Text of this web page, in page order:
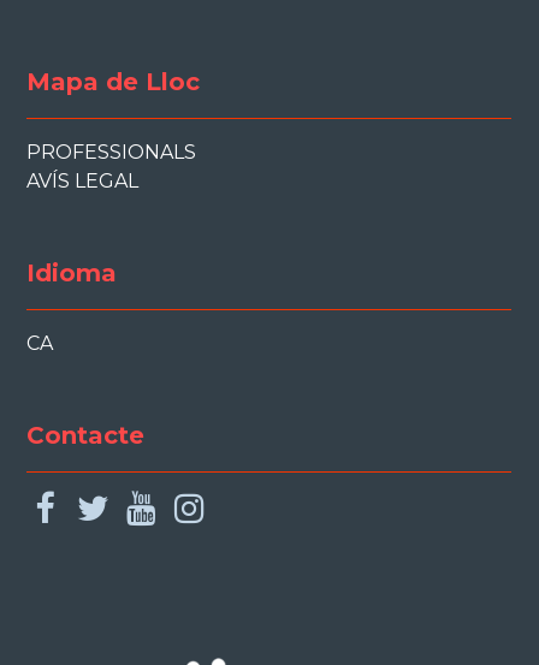
Mapa de Lloc
PROFESSIONALS
AVÍS LEGAL
Idioma
CA
Contacte
facebook
twitteryoutube